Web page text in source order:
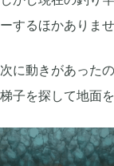
ーするほかありませ
次に動きがあった
梯子を探して地面
2019年04月
2019年01月